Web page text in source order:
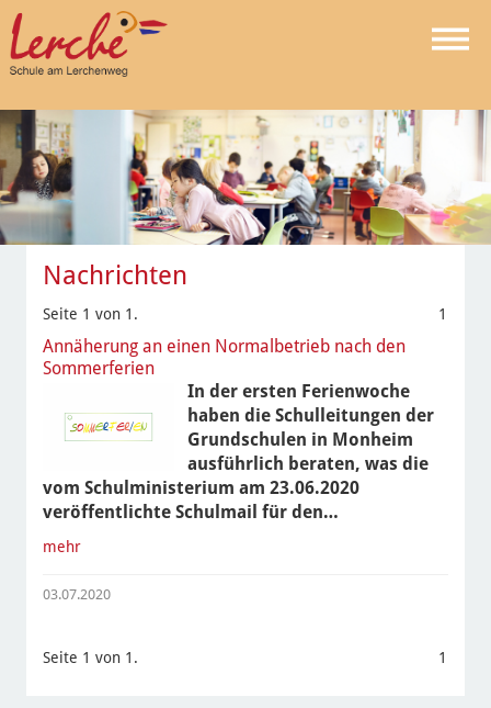
Nachrichten
Seite 1 von 1. 1
Annäherung an einen Normalbetrieb nach den
Sommerferien
In der ersten Ferienwoche
haben die Schulleitungen der
Grundschulen in Monheim
ausführlich beraten, was die
vom Schulministerium am 23.06.2020
veröffentlichte Schulmail für den…
mehr
03.07.2020
Seite 1 von 1. 1